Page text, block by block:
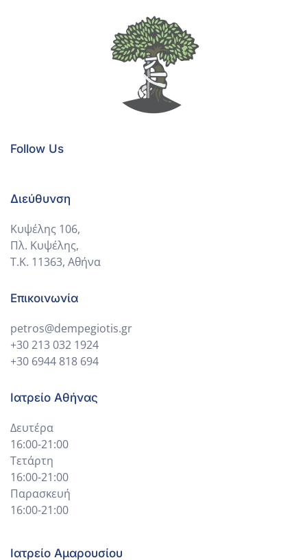
Follow Us
Διεύθυνση
Κυψέλης 106,
Πλ. Κυψέλης,
Τ.Κ. 11363, Αθήνα
Επικοινωνία
petros@dempegiotis.gr
+30 213 032 1924
+30 6944 818 694
Ιατρείο Αθήνας
Δευτέρα
16:00-21:00
Τετάρτη
16:00-21:00
Παρασκευή
16:00-21:00
Ιατρείο Αμαρουσίου